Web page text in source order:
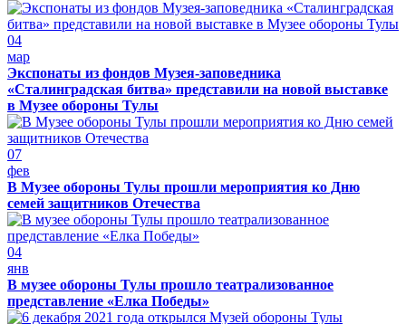
04
мар
Экспонаты из фондов Музея-заповедника
«Сталинградская битва» представили на новой выставке
в Музее обороны Тулы
07
фев
В Музее обороны Тулы прошли мероприятия ко Дню
семей защитников Отечества
04
янв
В музее обороны Тулы прошло театрализованное
представление «Елка Победы»